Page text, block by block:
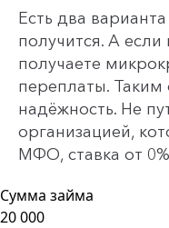
Есть два
получится. А
получаете
переплаты.
надёжность. Не
организацией,
МФО, ставка от
Сумма займа